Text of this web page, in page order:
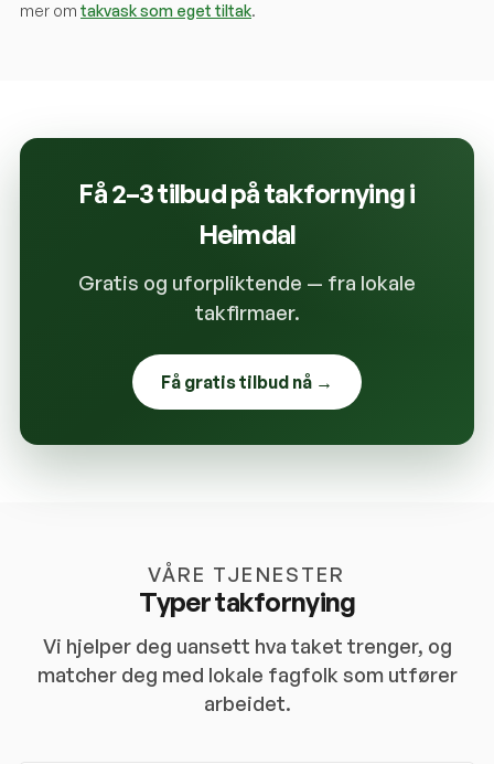
mer om takvask som eget tiltak.
Få 2–3 tilbud på takfornying i
Heimdal
Gratis og uforpliktende — fra lokale
takfirmaer.
Få gratis tilbud nå →
VÅRE TJENESTER
Typer takfornying
Vi hjelper deg uansett hva taket trenger, og
matcher deg med lokale fagfolk som utfører
arbeidet.